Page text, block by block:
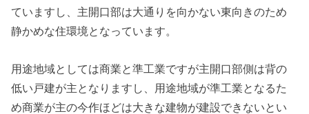
ていますし、主開口部は大通りを向かない東向きのため
静かめな住環境となっています。
用途地域としては商業と準工業ですが主開口部側は背の
低い戸建が主となりますし、用途地域が準工業となるた
め商業が主の今作ほどは大きな建物が建設できないとい